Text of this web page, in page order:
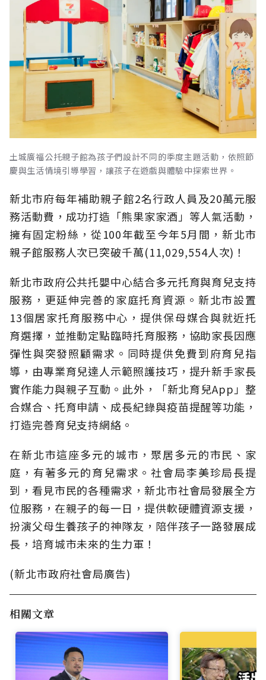
土城廣福公托親子館為孩子們設計不同的季度主題活動，依照節
慶與生活情境引導學習，讓孩子在遊戲與體驗中探索世界。
新北市府每年補助親子館2名行政人員及20萬元服
務活動費，成功打造「熊果家家酒」等人氣活動，
擁有固定粉絲，從100年截至今年5月間，新北市
親子館服務人次已突破千萬(11,029,554人次)！
新北市政府公共托嬰中心結合多元托育與育兒支持
服務，更延伸完善的家庭托育資源。新北市設置
13個居家托育服務中心，提供保母媒合與就近托
育選擇，並推動定點臨時托育服務，協助家長因應
彈性與突發照顧需求。同時提供免費到府育兒指
導，由專業育兒達人示範照護技巧，提升新手家長
實作能力與親子互動。此外，「新北育兒App」整
合媒合、托育申請、成長紀錄與疫苗提醒等功能，
打造完善育兒支持網絡。
在新北市這座多元的城市，聚居多元的市民、家
庭，有著多元的育兒需求。社會局李美珍局長提
到，看見市民的各種需求，新北市社會局發展全方
位服務，在親子的每一日，提供軟硬體資源支援，
扮演父母生養孩子的神隊友，陪伴孩子一路發展成
長，培育城市未來的生力軍！
(新北市政府社會局廣告)
相關文章